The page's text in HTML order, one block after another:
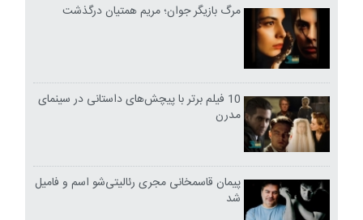
مرگ بازیگر جوان؛ مریم همتیان درگذشت
10 فیلم برتر با پیچش‌های داستانی در سینمای
مدرن
پیمان قاسمخانی مجری رئالیتی‌شو اسم و فامیل
شد